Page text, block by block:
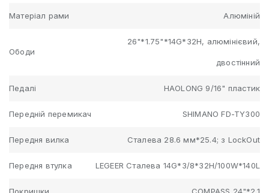
Матеріал рами Алюміній
Ободи
26"*1.75"*14G*32H, алюмінієвий,
двостінний
Педалі HAOLONG 9/16" пластик
Передній перемикач SHIMANO FD-TY300
Передня вилка Сталева 28.6 мм*25.4; з LockOut
Передня втулка LEGEER Сталева 14G*3/8*32H/100W*140L
Покришки COMPASS 24"*2.1